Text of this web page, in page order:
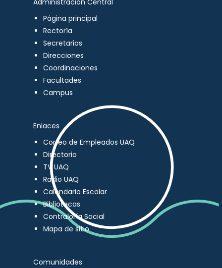
Administración Central
Página principal
Rectoría
Secretarios
Direcciones
Coordinaciones
Facultades
Campus
Enlaces
Correo de Empleados UAQ
Directorio
TV UAQ
Radio UAQ
Calendario Escolar
Bibliotecas
Contraloría Social
Mapa de sitio
Comunidades